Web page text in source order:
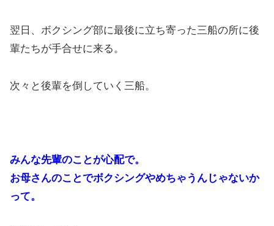
翌日、ボクシング部に最後に立ち寄った三船の所に後
輩たちが手合せに来る。
次々と後輩を倒していく三船。
みんな先輩のことが心配で。
お母さんのことでボクシングやめちゃうんじゃないか
って。